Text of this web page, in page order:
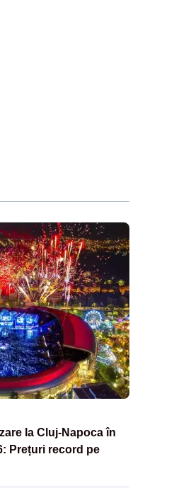
la Cluj-Napoca în
Prețuri record pe